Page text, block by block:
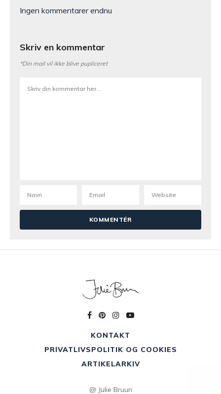
Ingen kommentarer endnu
Skriv en kommentar
*Din mail vil ikke blive pupliceret
KONTAKT
PRIVATLIVSPOLITIK OG COOKIES
ARTIKELARKIV
@ Julie Bruun